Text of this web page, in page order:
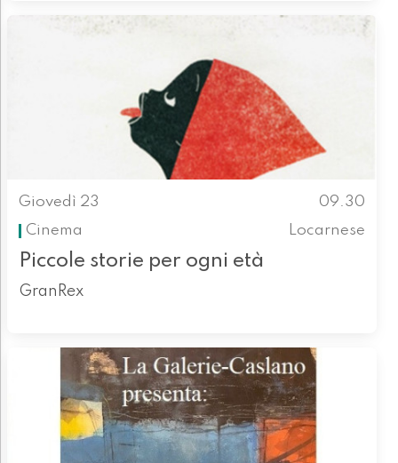
Giovedì 23
09.30
Cinema
Locarnese
Piccole storie per ogni età
GranRex